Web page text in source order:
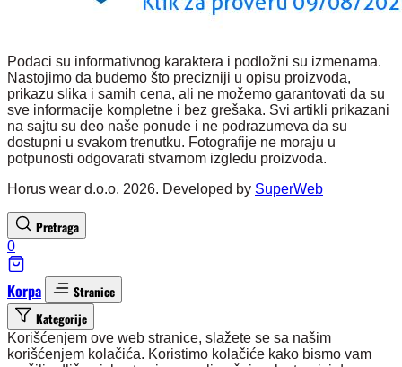
Podaci su informativnog karaktera i podložni su izmenama.
Nastojimo da budemo što precizniji u opisu proizvoda,
prikazu slika i samih cena, ali ne možemo garantovati da su
sve informacije kompletne i bez grešaka. Svi artikli prikazani
na sajtu su deo naše ponude i ne podrazumeva da su
dostupni u svakom trenutku. Fotografije ne moraju u
potpunosti odgovarati stvarnom izgledu proizvoda.
Horus wear d.o.o. 2026. Developed by SuperWeb
Pretraga
0
Korpa
Stranice
Kategorije
Korišćenjem ove web stranice, slažete se sa našim
korišćenjem kolačića. Koristimo kolačiće kako bismo vam